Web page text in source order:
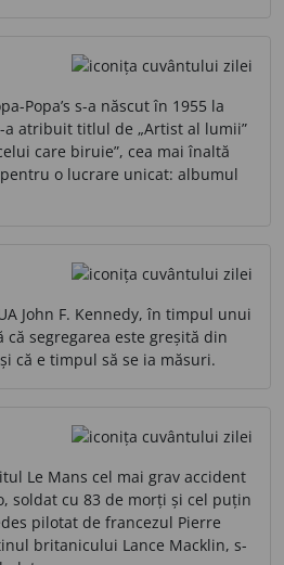
Popa’s s-a născut în 1955 la
a atribuit titlul de „Artist al lumii”
care biruie”, cea mai înaltă
o lucrare unicat: albumul
John F. Kennedy, în timpul unui
segregarea este greșită din
că e timpul să se ia măsuri.
Le Mans cel mai grav accident
soldat cu 83 de morți și cel puțin
pilotat de francezul Pierre
britanicului Lance Macklin, s-